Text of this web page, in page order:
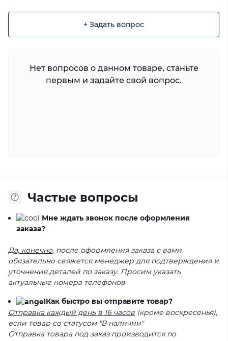
+ Задать вопрос
Нет вопросов о данном товаре, станьте
первым и задайте свой вопрос.
Частые вопросы
Мне ждать звонок после оформления
заказа?
Да, конечно, после оформления заказа с вами
обязательно свяжется менеджер для подтверждения и
уточнения деталей по заказу. Просим указать
актуальные номера телефонов
Как быстро вы отправите товар?
Отправка каждый день в 16 часов (кроме воскресенья),
если товар со статусом "В наличии"
Отправка товара под заказ производится по